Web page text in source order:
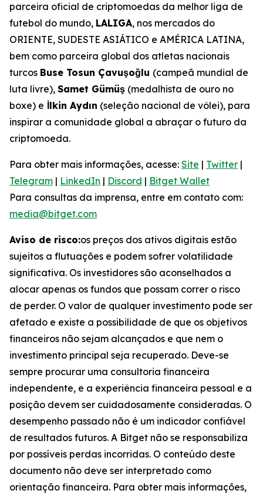
parceira oficial de criptomoedas da melhor liga de
futebol do mundo, LALIGA, nos mercados do
ORIENTE, SUDESTE ASIÁTICO e AMÉRICA LATINA,
bem como parceira global dos atletas nacionais
turcos Buse Tosun Çavuşoğlu (campeã mundial de
luta livre), Samet Gümüş (medalhista de ouro no
boxe) e İlkin Aydın (seleção nacional de vôlei), para
inspirar a comunidade global a abraçar o futuro da
criptomoeda.
Para obter mais informações, acesse: Site | Twitter |
Telegram | LinkedIn | Discord | Bitget Wallet
Para consultas da imprensa, entre em contato com:
media@bitget.com
Aviso de risco:os preços dos ativos digitais estão
sujeitos a flutuações e podem sofrer volatilidade
significativa. Os investidores são aconselhados a
alocar apenas os fundos que possam correr o risco
de perder. O valor de qualquer investimento pode ser
afetado e existe a possibilidade de que os objetivos
financeiros não sejam alcançados e que nem o
investimento principal seja recuperado. Deve-se
sempre procurar uma consultoria financeira
independente, e a experiência financeira pessoal e a
posição devem ser cuidadosamente consideradas. O
desempenho passado não é um indicador confiável
de resultados futuros. A Bitget não se responsabiliza
por possíveis perdas incorridas. O conteúdo deste
documento não deve ser interpretado como
orientação financeira. Para obter mais informações,